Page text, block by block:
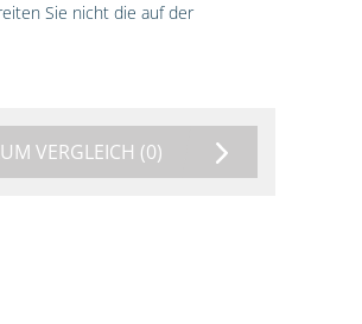
Sie nicht die auf der
VERGLEICH (0)